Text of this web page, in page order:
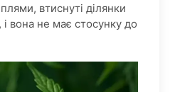
втиснуті ділянки
вона не має стосунку до